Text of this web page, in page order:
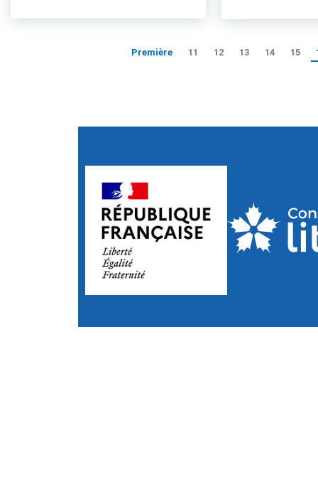
Première 11 12 13 14 15